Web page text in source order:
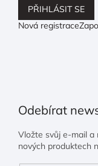
PŘIHLÁSIT SE
Nová registrace
Odebírat
Vložte svůj e-mail a
nových produktech